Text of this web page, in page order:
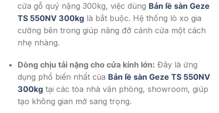
cửa gỗ quý nặng 300kg, việc dùng Bản lề sàn Geze
TS 550NV 300kglà bắt buộc. Hệ thống lò xo gia
cường bên trong giúp nâng đỡ cánh cửa một cách
nhẹ nhàng.
Dòng chịu tải nặng cho cửa kính lớn: Đây là ứng
dụng phổ biến nhất của Bản lề sàn Geze TS 550NV
300kgtại các tòa nhà văn phòng, showroom, giúp
tạo không gian mở sang trọng.